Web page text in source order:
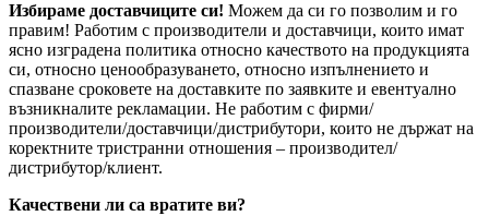
Избираме доставчиците си! Можем да си го позволим и го
правим! Работим с производители и доставчици, които имат
ясно изградена политика относно качеството на продукцията
си, относно ценообразуването, относно изпълнението и
спазване сроковете на доставките по заявките и евентуално
възникналите рекламации. Не работим с фирми/
производители/доставчици/дистрибутори, които не държат на
коректните тристранни отношения – производител/
дистрибутор/клиент.
Качествени ли са вратите ви?